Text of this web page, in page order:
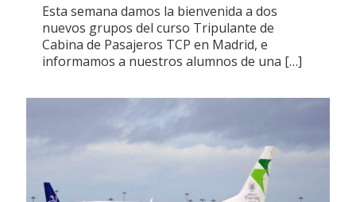
Esta semana damos la bienvenida a dos
nuevos grupos del curso Tripulante de
Cabina de Pasajeros TCP en Madrid, e
informamos a nuestros alumnos de una […]